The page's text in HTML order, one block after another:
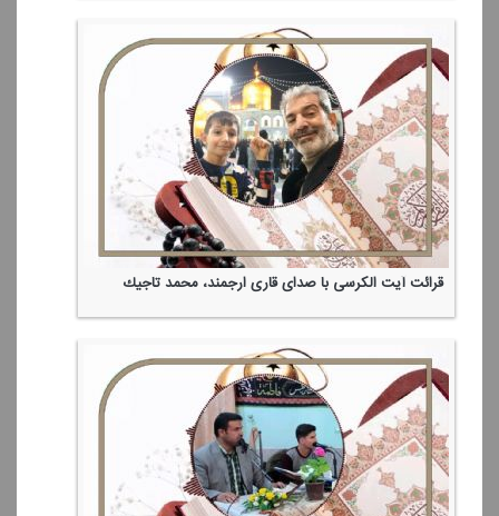
قرائت آیت الكرسی با صدای قاری ارجمند، محمد تاجیك